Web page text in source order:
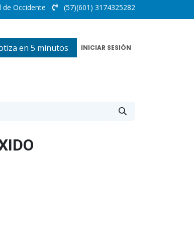
de Occidente (57)(601) 3174325282
en 5 minutos INICIAR SESIÓN